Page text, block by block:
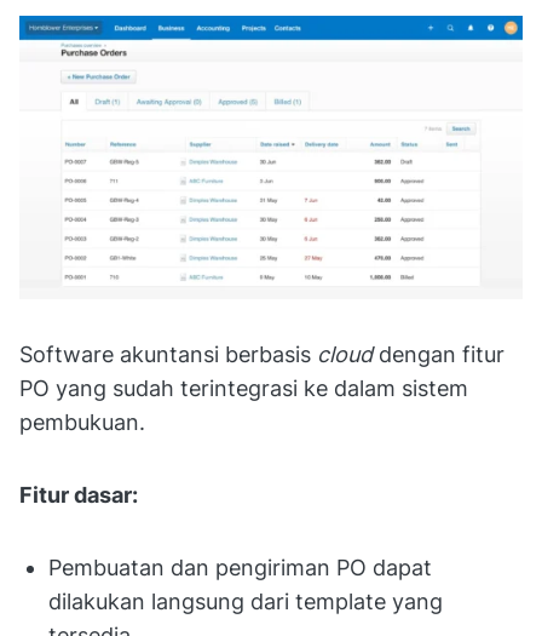
Software akuntansi berbasis clouddengan fitur
PO yang sudah terintegrasi ke dalam sistem
pembukuan.
Fitur dasar:
Pembuatan dan pengiriman PO dapat
dilakukan langsung dari template yang